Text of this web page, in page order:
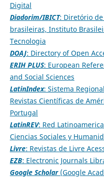
Digital
Diadorim/IBICT: Diretório
brasileiras, Instituto
Tecnologia
DOAJ: Directory of Open
ERIH PLUS: European
and Social Sciences
LatinIndex: Sistema
Revistas Científicas de
Portugal
LatinREV: Red
Ciencias Sociales y
Livre: Revistas de Livre
EZB: Electronic Journals
Google Scholar (Google